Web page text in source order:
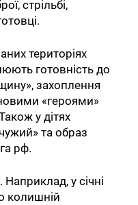
стрільбі,
територіях
готовність до
захоплення
«героями»
у дітях
та образ
рф.
у січні
колишній